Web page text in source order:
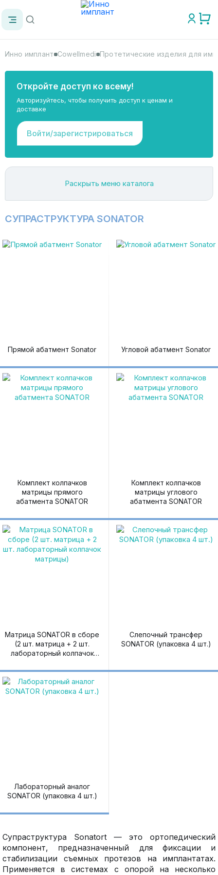
Инно имплант Cowellmedi Протетические изделия для
Откройте доступ ко всему!
Авторизуйтесь, чтобы получить доступ к ценам и
доставке
Войти/зарегистрироваться
Раскрыть меню каталога
СУПРАСТРУКТУРА SONATOR
Прямой абатмент Sonator Угловой абатмент Sonator
Комплект колпачков
матрицы прямого
абатмента SONATOR
Комплект колпачков
матрицы углового
абатмента SONATOR
Матрица SONATOR в сборе
(2 шт. матрица + 2 шт.
лабораторный колпачок
Слепочный трансфер
SONATOR (упаковка 4 шт.)
Лабораторный аналог
SONATOR (упаковка 4 шт.)
Cупраструктура Sonatort — это ортопедический
компонент, предназначенный для фиксации и
стабилизации съемных протезов на имплантатах.
Применяется в системах с опорой на несколько